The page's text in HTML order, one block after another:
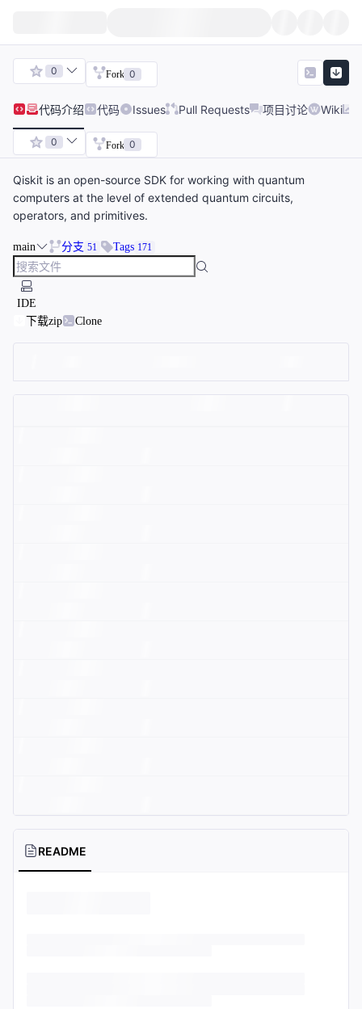
0 Fork 0
代码介绍 代码 Issues Pull Requests 项目讨论 Wiki
0 Fork 0
Qiskit is an open-source SDK for working with quantum
computers at the level of extended quantum circuits,
operators, and primitives.
main 分支 51 Tags 171
IDE
下载zip
Clone
README